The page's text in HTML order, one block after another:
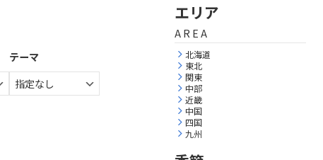
テーマ
エリア
AREA
北海道
東北
関東
中部
近畿
中国
四国
九州